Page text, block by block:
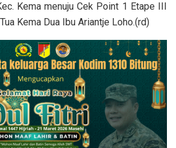
Kema menuju Cek Point 1 Etape III
Kema Dua Ibu Ariantje Loho.(rd)